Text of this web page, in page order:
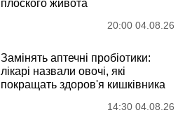
плоского живота
20:00 04.08.26
Замінять аптечні пробіотики:
лікарі назвали овочі, які
покращать здоров'я кишківника
14:30 04.08.26